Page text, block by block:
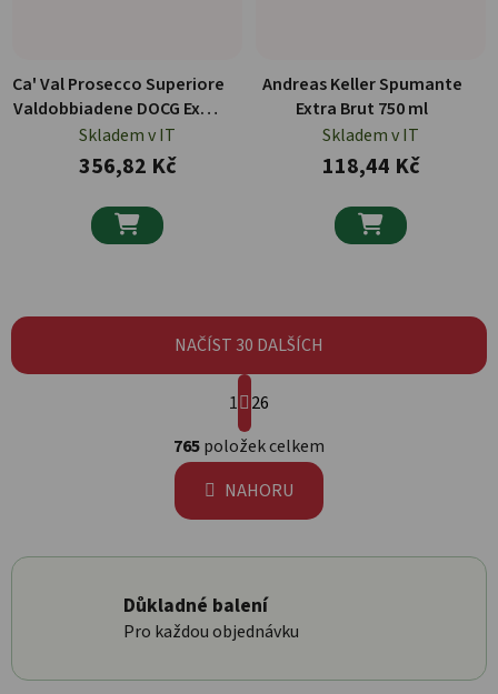
Ca' Val Prosecco Superiore
Valdobbiadene DOCG Extra
Dry 750 ml
Skladem v IT
356,82 Kč

Andreas Keller Spumante
Extra Brut 750 ml
Skladem v IT
118,44 Kč

Ovládací prvky výpisu
NAČÍST 30 DALŠÍCH
Stránkování
1
26
765položek celkem
NAHORU
Důkladné balení
Pro každou objednávku